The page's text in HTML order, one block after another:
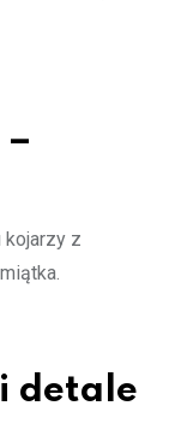
kojarzy z
detale